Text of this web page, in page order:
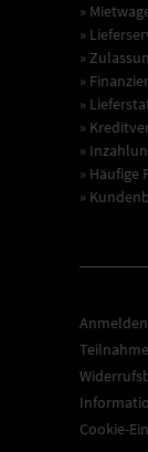
»
»
»
»
»
»
»
» Häufige
»
Anmelden
Cookie-